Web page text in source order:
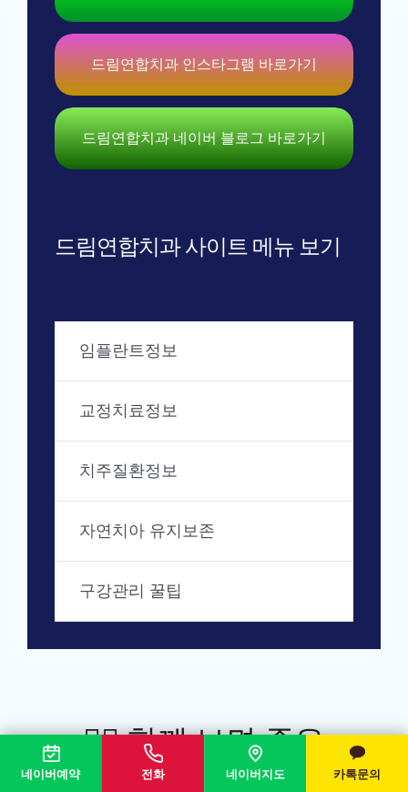
드림연합치과 인스타그램 바로가기
드림연합치과 네이버 블로그 바로가기
드림연합치과 사이트 메뉴 보기
임플란트정보
교정치료정보
치주질환정보
자연치아 유지보존
구강관리 꿀팁
💁‍♀️ 함께 보면 좋은
콘텐츠를 골라봤어요
네이버예약 전화 네이버지도 카톡문의